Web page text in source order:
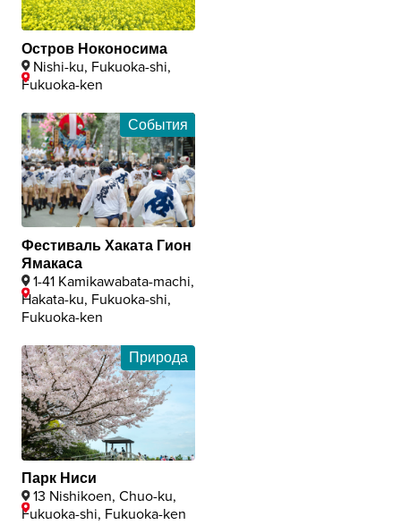
Остров Ноконосима
Nishi-ku, Fukuoka-shi,
Fukuoka-ken
События
Фестиваль Хаката Гион
Ямакаса
1-41 Kamikawabata-machi,
Hakata-ku, Fukuoka-shi,
Fukuoka-ken
Природа
Парк Ниси
13 Nishikoen, Chuo-ku,
Fukuoka-shi, Fukuoka-ken